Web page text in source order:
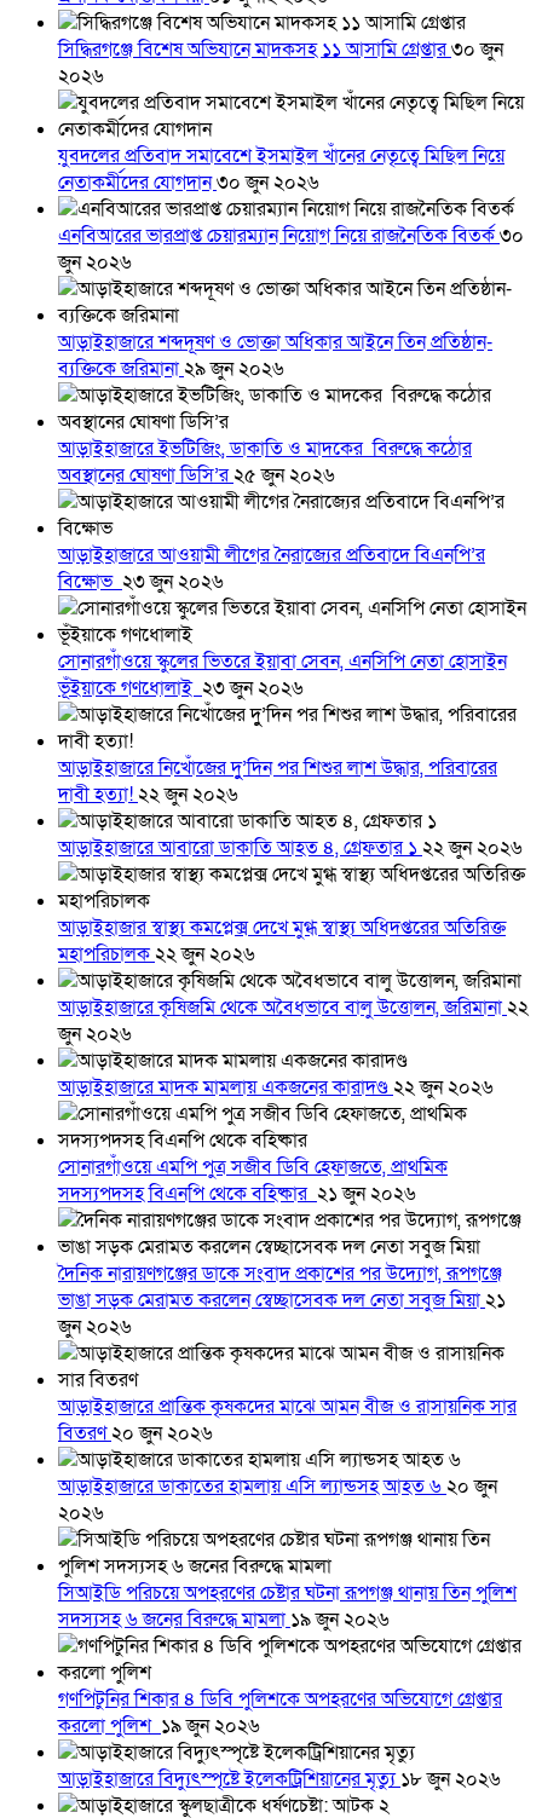
সিদ্ধিরগঞ্জে বিশেষ অভিযানে মাদকসহ ১১ আসামি গ্রেপ্তার৩০ জুন
২০২৬
যুবদলের প্রতিবাদ সমাবেশে ইসমাইল খাঁনের নেতৃত্বে মিছিল নিয়ে
নেতাকর্মীদের যোগদান৩০ জুন ২০২৬
এনবিআরের ভারপ্রাপ্ত চেয়ারম্যান নিয়োগ নিয়ে রাজনৈতিক বিতর্ক৩০
জুন ২০২৬
আড়াইহাজারে শব্দদূষণ ও ভোক্তা অধিকার আইনে তিন প্রতিষ্ঠান-
ব্যক্তিকে জরিমানা২৯ জুন ২০২৬
আড়াইহাজারে ইভটিজিং, ডাকাতি ও মাদকের বিরুদ্ধে কঠোর
অবস্থানের ঘোষণা ডিসি’র২৫ জুন ২০২৬
আড়াইহাজারে আওয়ামী লীগের নৈরাজ্যের প্রতিবাদে বিএনপি’র
বিক্ষোভ ২৩ জুন ২০২৬
সোনারগাঁওয়ে স্কুলের ভিতরে ইয়াবা সেবন, এনসিপি নেতা হোসাইন
ভূঁইয়াকে গণধোলাই ২৩ জুন ২০২৬
আড়াইহাজারে নিখোঁজের দুু’দিন পর শিশুর লাশ উদ্ধার, পরিবারের
দাবী হত্যা!২২ জুন ২০২৬
আড়াইহাজারে আবারো ডাকাতি আহত ৪, গ্রেফতার ১ ২২ জুন ২০২৬
আড়াইহাজার স্বাস্থ্য কমপ্লেক্স দেখে মুগ্ধ স্বাস্থ্য অধিদপ্তরের অতিরিক্ত
মহাপরিচালক২২ জুন ২০২৬
আড়াইহাজারে কৃষিজমি থেকে অবৈধভাবে বালু উত্তোলন, জরিমানা২২
জুন ২০২৬
আড়াইহাজারে মাদক মামলায় একজনের কারাদণ্ড২২ জুন ২০২৬
সোনারগাঁওয়ে এমপি পুত্র সজীব ডিবি হেফাজতে, প্রাথমিক
সদস্যপদসহ বিএনপি থেকে বহিষ্কার ২১ জুন ২০২৬
দৈনিক নারায়ণগঞ্জের ডাকে সংবাদ প্রকাশের পর উদ্যোগ, রূপগঞ্জে
ভাঙা সড়ক মেরামত করলেন স্বেচ্ছাসেবক দল নেতা সবুজ মিয়া২১
জুন ২০২৬
আড়াইহাজারে প্রান্তিক কৃষকদের মাঝে আমন বীজ ও রাসায়নিক সার
বিতরণ২০ জুন ২০২৬
আড়াইহাজারে ডাকাতের হামলায় এসি ল্যান্ডসহ আহত ৬২০ জুন
২০২৬
সিআইডি পরিচয়ে অপহরণের চেষ্টার ঘটনা রূপগঞ্জ থানায় তিন পুলিশ
সদস্যসহ ৬ জনের বিরুদ্ধে মামলা ১৯ জুন ২০২৬
গণপিটুনির শিকার ৪ ডিবি পুলিশকে অপহরণের অভিযোগে গ্রেপ্তার
করলো পুলিশ ১৯ জুন ২০২৬
আড়াইহাজারে বিদ্যুৎস্পৃষ্টে ইলেকট্রিশিয়ানের মৃত্যু১৮ জুন ২০২৬